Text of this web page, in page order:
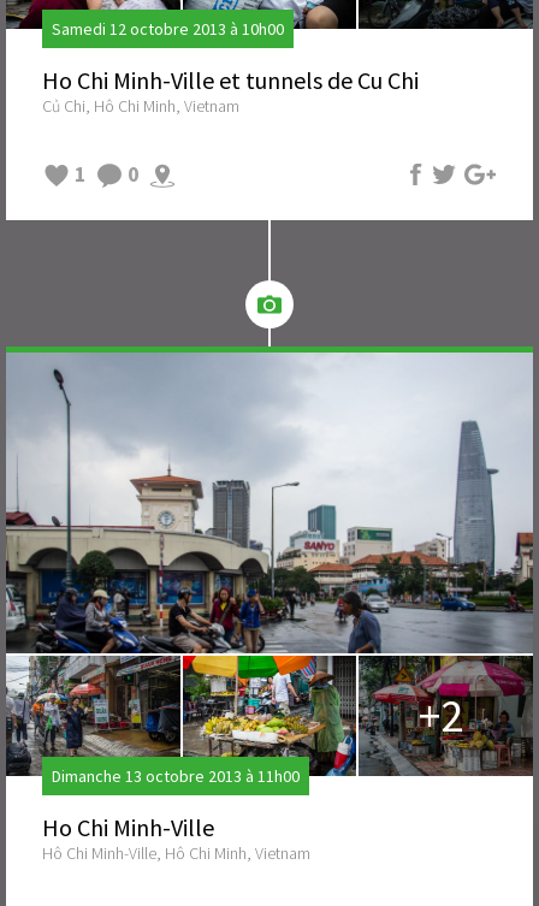
Samedi 12 octobre 2013 à 10h00
Ho Chi Minh-Ville et tunnels de Cu Chi
Củ Chi, Hô Chi Minh, Vietnam
1 0
+2
Dimanche 13 octobre 2013 à 11h00
Ho Chi Minh-Ville
Hô Chi Minh-Ville, Hô Chi Minh, Vietnam